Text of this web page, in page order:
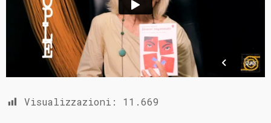
Visualizzazioni: 11.669